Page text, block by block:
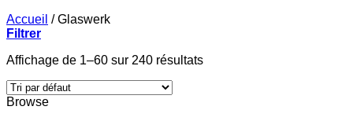
Accueil /Glaswerk
Filtrer
Affichage de 1–60 sur 240 résultats
Browse